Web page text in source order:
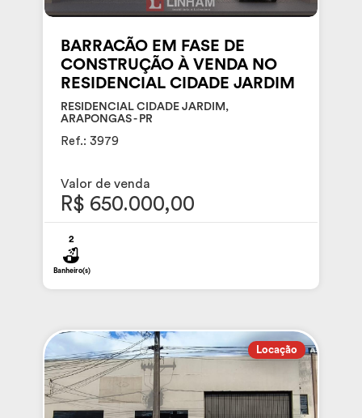
BARRACÃO EM FASE DE
CONSTRUÇÃO À VENDA NO
RESIDENCIAL CIDADE JARDIM
RESIDENCIAL CIDADE JARDIM,
ARAPONGAS - PR
Ref.: 3979
Valor de venda
R$ 650.000,00
2
Banheiro(s)
Locação